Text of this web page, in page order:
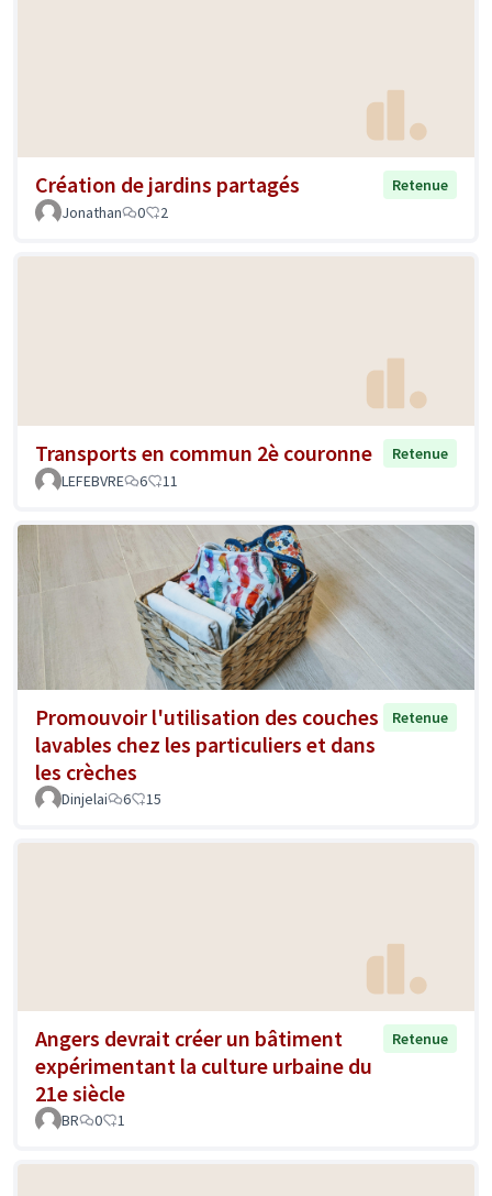
Création de jardins partagés
Retenue
Jonathan
0 2
Transports en commun 2è couronne
Retenue
LEFEBVRE
6 11
Promouvoir l'utilisation des couches
lavables chez les particuliers et dans
les crèches
Retenue
Dinjelai 6 15
Angers devrait créer un bâtiment
expérimentant la culture urbaine du
21e siècle
Retenue
BR 0 1